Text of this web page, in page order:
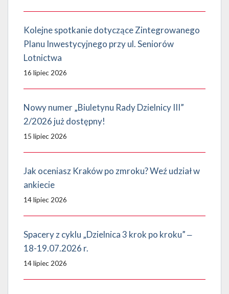
Kolejne spotkanie dotyczące Zintegrowanego
Planu Inwestycyjnego przy ul. Seniorów
Lotnictwa
16 lipiec 2026
Nowy numer „Biuletynu Rady Dzielnicy III”
2/2026 już dostępny!
15 lipiec 2026
Jak oceniasz Kraków po zmroku? Weź udział w
ankiecie
14 lipiec 2026
Spacery z cyklu „Dzielnica 3 krok po kroku” ‒
18-19.07.2026 r.
14 lipiec 2026